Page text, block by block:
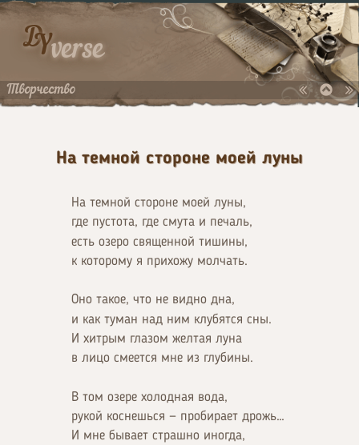
DYverse
Творчество
На темной стороне моей луны
На темной стороне моей луны,
где пустота, где смута и печаль,
есть озеро священной тишины,
к которому я прихожу молчать.
Оно такое, что не видно дна,
и как туман над ним клубятся сны.
И хитрым глазом желтая луна
в лицо смеется мне из глубины.
В том озере холодная вода,
рукой коснешься — пробирает дрожь…
И мне бывает страшно иногда,